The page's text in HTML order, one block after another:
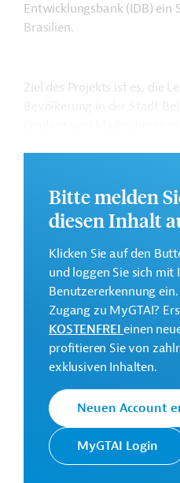
Entwicklungsbank (IDB)
Brasilien.
Ziel des Projekts ist es, die
Weitere Informationen zu
finden Sie auf der
Webseite
und praktische Hinweise
Gesamtkosten:
255 Millionen US-Dollar
Geberbeitrag:
204 Millionen US-Dollar
Kontaktadresse
Bitte melden
diesen Inhalt
Klicken Sie auf den
und loggen Sie sich mit
Benutzererkennung
Zugang zu MyGTAI?
KOSTENFREIeinen
profitieren Sie von
exklusiven Inhalten.
Neuen Account
MyGTAI Login